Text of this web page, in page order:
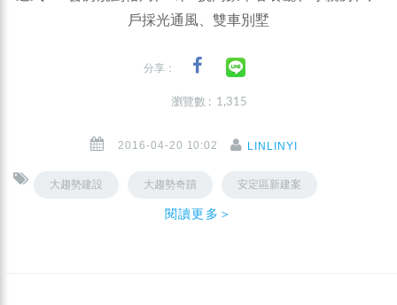
戶採光通風、雙車別墅
分享：
瀏覽數 : 1,315
2016-04-20 10:02 LINLINYI
大趨勢建設 大趨勢奇蹟 安定區新建案
閱讀更多＞